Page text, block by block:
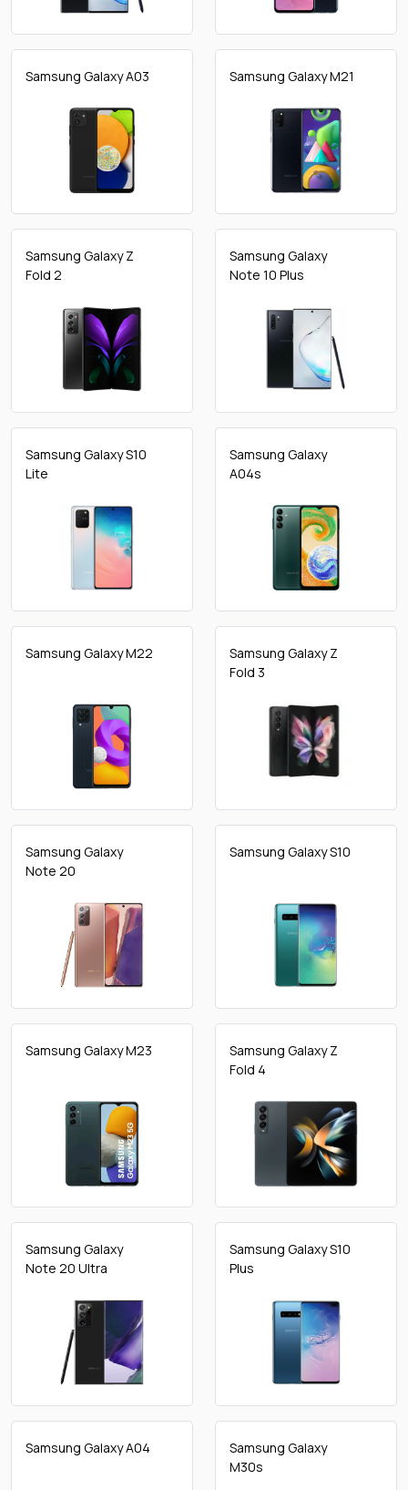
Samsung Galaxy A03 Samsung Galaxy M21
Samsung Galaxy Z
Fold 2
Samsung Galaxy
Note 10 Plus
Samsung Galaxy S10
Lite
Samsung Galaxy
A04s
Samsung Galaxy M22
Samsung Galaxy Z
Fold 3
Samsung Galaxy
Note 20
Samsung Galaxy S10
Samsung Galaxy M23
Samsung Galaxy Z
Fold 4
Samsung Galaxy
Note 20 Ultra
Samsung Galaxy S10
Plus
Samsung Galaxy A04
Samsung Galaxy
M30s